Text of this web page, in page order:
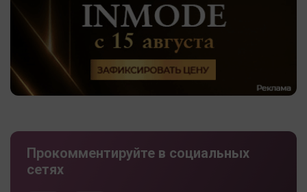
Прокомментируйте в социальных
сетях